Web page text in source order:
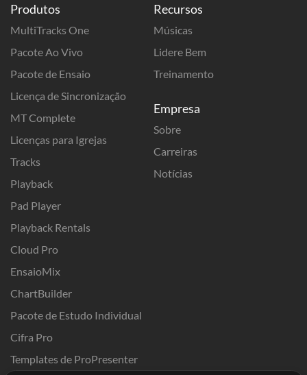
Produtos
MultiTracks One
Pacote Ao Vivo
Pacote de Ensaio
Licença de Sincronização
MT Complete
Licenças para Igrejas
Tracks
Playback
Pad Player
Playback Rentals
Cloud Pro
EnsaioMix
ChartBuilder
Pacote de Estudo Individual
Cifra Pro
Templates de ProPresenter
Recursos
Músicas
Lidere Bem
Treinamento
Empresa
Sobre
Carreiras
Notícias